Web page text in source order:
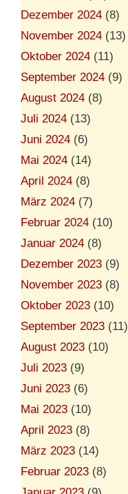
Dezember 2024 (8)
November 2024 (13)
Oktober 2024 (11)
September 2024 (9)
August 2024 (8)
Juli 2024 (13)
Juni 2024 (6)
Mai 2024 (14)
April 2024 (8)
März 2024 (7)
Februar 2024 (10)
Januar 2024 (8)
Dezember 2023 (9)
November 2023 (8)
Oktober 2023 (10)
September 2023 (11)
August 2023 (10)
Juli 2023 (9)
Juni 2023 (6)
Mai 2023 (10)
April 2023 (8)
März 2023 (14)
Februar 2023 (8)